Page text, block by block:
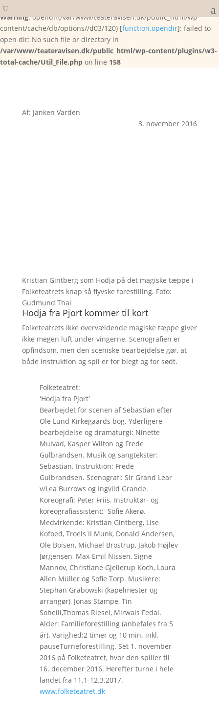
Warning: opendir(/var/www/teateravisen.dk/public_html/wp-
content/cache/db/options//d03/120) [function.opendir]: failed to
open dir: No such file or directory in
/var/www/teateravisen.dk/public_html/wp-content/plugins/w3-
total-cache/Util_File.php on line 158
Af: Janken Varden
3. november 2016
Kristian Gintberg som Hodja på det magiske tæppe i
Folketeatrets knap så flyvske forestilling. Foto:
Gudmund Thai
Hodja fra Pjort kommer til kort
Folketeatrets ikke overvældende magiske tæppe giver
ikke megen luft under vingerne. Scenografien er
opfindsom, men den sceniske bearbejdelse gør, at
både instruktion og spil er for blegt og for sødt.
Folketeatret:
'Hodja fra Pjort'
Bearbejdet for scenen af Sebastian efter
Ole Lund Kirkegaards bog. Yderligere
bearbejdelse og dramaturgi: Ninette
Mulvad, Kasper Wilton og Frede
Gulbrandsen. Musik og sangtekster:
Sebastian. Instruktion: Frede
Gulbrandsen. Scenografi: Sir Grand Lear
v/Lea Burrows og Ingvild Grande.
Koreografi: Peter Friis. Instruktør- og
koreografiassistent: Sofie Akerø.
Medvirkende: Kristian Gintberg, Lise
Kofoed, Troels II Munk, Donald Andersen,
Ole Boisen, Michael Brostrup, Jakob Højlev
Jørgensen, Max-Emil Nissen, Signe
Mannov, Christiane Gjellerup Koch, Laura
Allen Müller og Sofie Torp. Musikere:
Stephan Grabowski (kapelmester og
arrangør), Jonas Stampe, Tin
Soheili,Thomas Riesel, Mirwais Fedai.
Alder: Familieforestilling (anbefales fra 5
år). Varighed:2 timer og 10 min. inkl.
pauseTurneforestilling. Set 1. november
2016 på Folketeatret, hvor den spiller til
16. december 2016. Herefter turne i hele
landet fra 11.1-12.3.2017.
www.folketeatret.dk